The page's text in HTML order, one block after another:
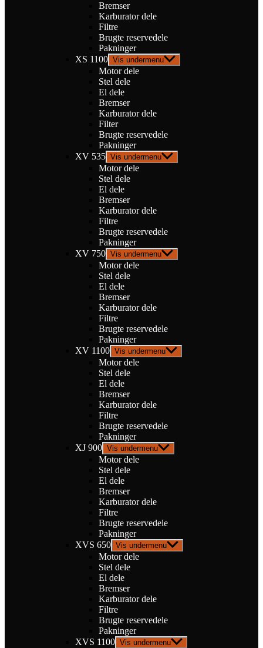
Bremser
Karburator dele
Filtre
Brugte reservedele
Pakninger
XS 1100 Vis undermenu
Motor dele
Stel dele
El dele
Bremser
Karburator dele
Filter
Brugte reservedele
Pakninger
XV 535 Vis undermenu
Motor dele
Stel dele
El dele
Bremser
Karburator dele
Filtre
Brugte reservedele
Pakninger
XV 750 Vis undermenu
Motor dele
Stel dele
El dele
Bremser
Karburator dele
Filtre
Brugte reservedele
Pakninger
XV 1100 Vis undermenu
Motor dele
Stel dele
El dele
Bremser
Karburator dele
Filtre
Brugte reservedele
Pakninger
XJ 900 Vis undermenu
Motor dele
Stel dele
El dele
Bremser
Karburator dele
Filtre
Brugte reservedele
Pakninger
XVS 650 Vis undermenu
Motor dele
Stel dele
El dele
Bremser
Karburator dele
Filtre
Brugte reservedele
Pakninger
XVS 1100 Vis undermenu